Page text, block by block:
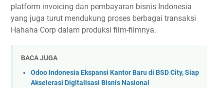
platform invoicing dan pembayaran bisnis Indonesia
yang juga turut mendukung proses berbagai transaksi
Hahaha Corp dalam produksi film-filmnya.
BACA JUGA
Odoo Indonesia Ekspansi Kantor Baru di BSD City, Siap
Akselerasi Digitalisasi Bisnis Nasional